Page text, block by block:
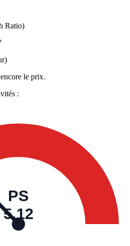
Ratio)
le prix.
:
PS
5,12